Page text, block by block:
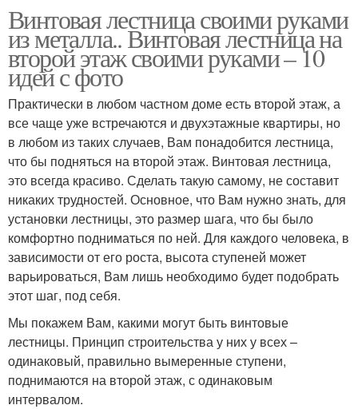
Винтовая лестница своими руками
из металла.. Винтовая лестница на
второй этаж своими руками – 10
идей с фото
Практически в любом частном доме есть второй этаж, а
все чаще уже встречаются и двухэтажные квартиры, но
в любом из таких случаев, Вам понадобится лестница,
что бы подняться на второй этаж. Винтовая лестница,
это всегда красиво. Сделать такую самому, не составит
никаких трудностей. Основное, что Вам нужно знать, для
установки лестницы, это размер шага, что бы было
комфортно подниматься по ней. Для каждого человека, в
зависимости от его роста, высота ступеней может
варьироваться, Вам лишь необходимо будет подобрать
этот шаг, под себя.
Мы покажем Вам, какими могут быть винтовые
лестницы. Принцип строительства у них у всех –
одинаковый, правильно вымеренные ступени,
поднимаются на второй этаж, с одинаковым
интервалом.